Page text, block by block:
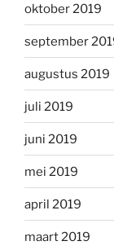
oktober 2019
september
augustus 2019
juli 2019
juni 2019
mei 2019
april 2019
maart 2019